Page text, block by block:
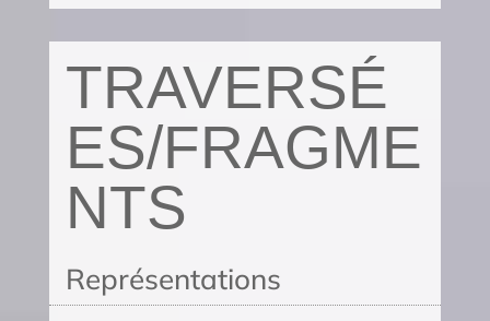
TRAVERSÉ
ES/FRAGME
NTS
Représentations